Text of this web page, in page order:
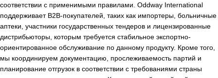
соответствии с применимыми правилами. Oddway International
поддерживает B2B-покупателей, таких как импортеры, больничные
аптеки, участники государственных тендеров и лицензированные
дистрибьюторы, которым требуется стабильное экспортно-
ориентированное обслуживание по данному продукту. Кроме того,
мы координируем документацию, прослеживаемость партий и
планирование отгрузок в соответствии с требованиями страны